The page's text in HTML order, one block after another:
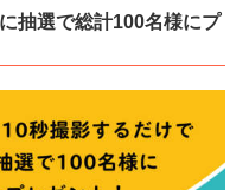
抽選で総計100名様にプ